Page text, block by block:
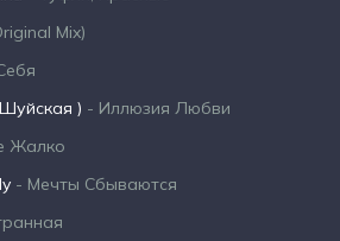
Mix)
) - Иллюзия Любви
Жалко
- Мечты Сбываются